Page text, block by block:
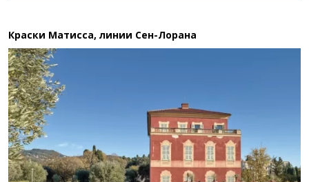
Краски Матисса, линии Сен-Лорана